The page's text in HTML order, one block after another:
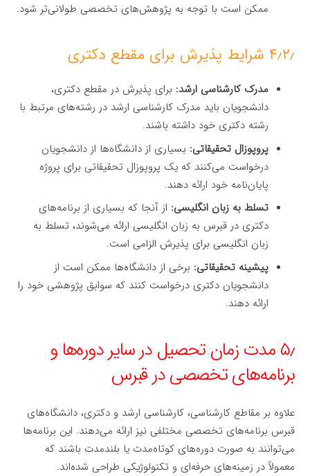
ممکن است با توجه به پژوهش‌های تخصصی طولانی‌تر شود.
۴٫۲٫ شرایط پذیرش برای مقطع دکتری
مدرک کارشناسی ارشد: برای پذیرش در مقطع دکتری،
دانشجویان باید مدرک کارشناسی ارشد در رشته‌های مرتبط با
رشته دکتری خود داشته باشند.
پروپوزال تحقیقاتی: بسیاری از دانشگاه‌ها از دانشجویان
درخواست می‌کنند که یک پروپوزال تحقیقاتی برای پروژه
پایان‌نامه خود ارائه دهند.
تسلط به زبان انگلیسی: از آنجا که بسیاری از برنامه‌های
دکتری در قبرس به زبان انگلیسی ارائه می‌شوند، تسلط به
زبان انگلیسی برای پذیرش الزامی است.
پیشینه تحقیقاتی: برخی از دانشگاه‌ها ممکن است از
دانشجویان دکتری درخواست کنند که سوابق پژوهشی خود را
ارائه دهند.
۵٫ مدت زمان تحصیل در سایر دوره‌ها و
برنامه‌های تخصصی در قبرس
علاوه بر مقاطع کارشناسی، کارشناسی ارشد و دکتری، دانشگاه‌های
قبرس برنامه‌های تخصصی مختلفی نیز ارائه می‌دهند. این برنامه‌ها
می‌توانند به صورت دوره‌های کوتاه‌مدت یا بلندمدت باشند که
معمولاً در زمینه‌های حرفه‌ای و تکنولوژیکی طراحی شده‌اند.